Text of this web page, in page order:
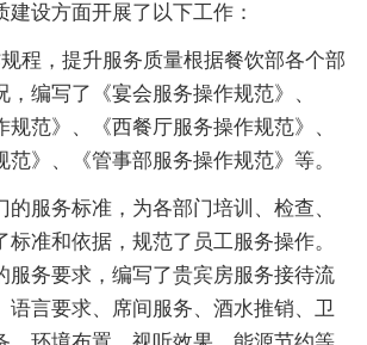
建设方面开展了以下工作：
程，提升服务质量根据餐饮部各个部
，编写了《宴会服务操作规范》、
规范》、《西餐厅服务操作规范》、
范》、《管事部服务操作规范》等。
的服务标准，为各部门培训、检查、
标准和依据，规范了员工服务操作。
服务要求，编写了贵宾房服务接待流
语言要求、席间服务、酒水推销、卫